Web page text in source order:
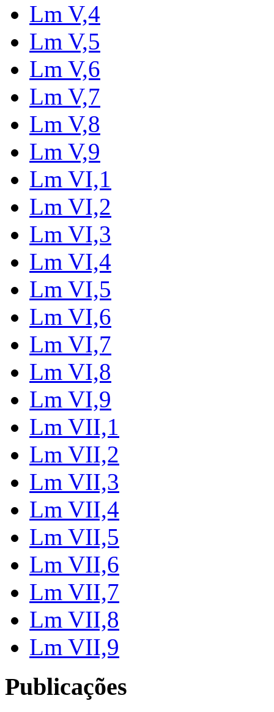
Lm V,4
Lm V,5
Lm V,6
Lm V,7
Lm V,8
Lm V,9
Lm VI,1
Lm VI,2
Lm VI,3
Lm VI,4
Lm VI,5
Lm VI,6
Lm VI,7
Lm VI,8
Lm VI,9
Lm VII,1
Lm VII,2
Lm VII,3
Lm VII,4
Lm VII,5
Lm VII,6
Lm VII,7
Lm VII,8
Lm VII,9
Publicações